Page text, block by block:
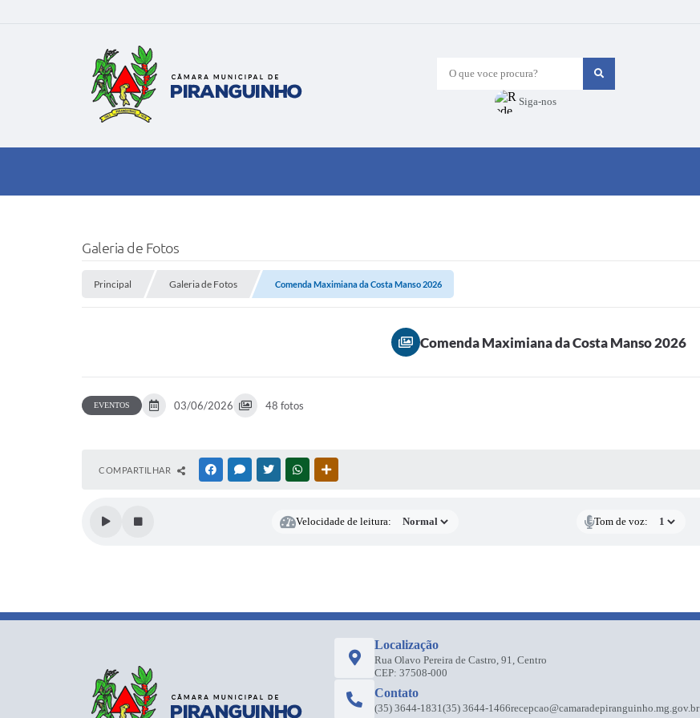
O que voce procura?
Siga-nos
Galeria de Fotos
Principal Galeria de Fotos Comenda Maximiana da Costa Manso 2026
Comenda Maximiana da Costa Manso 2026
EVENTOS 03/06/2026 48 fotos
COMPARTILHAR FACEBOOKMESSENGER
TWITTERWHATSAPP
Velocidade de leitura: Tom de voz:
Localização
Rua Olavo Pereira de Castro, 91, Centro
CEP: 37508-000
Contato
(35) 3644-1831(35) 3644-1466recepcao@camaradepiranguinho.mg.gov.br